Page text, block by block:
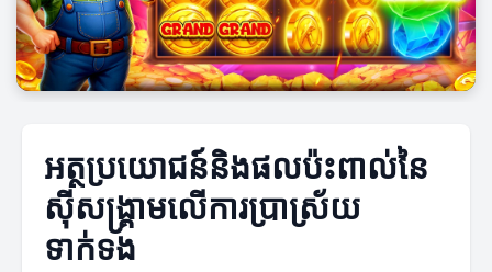
អត្ថប្រយោជន៍និងផលប៉ះពាល់នៃ
ស៊ីសង្រ្គាមលើការប្រាស្រ័យ
ទាក់ទង